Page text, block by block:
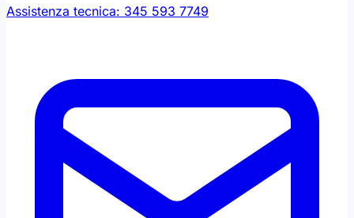
Assistenza tecnica: 345 593 7749